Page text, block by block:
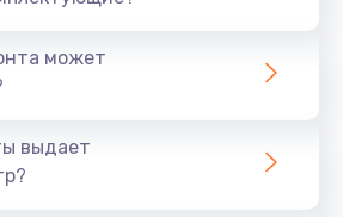
590 руб.
крышки устройства
может
выдает